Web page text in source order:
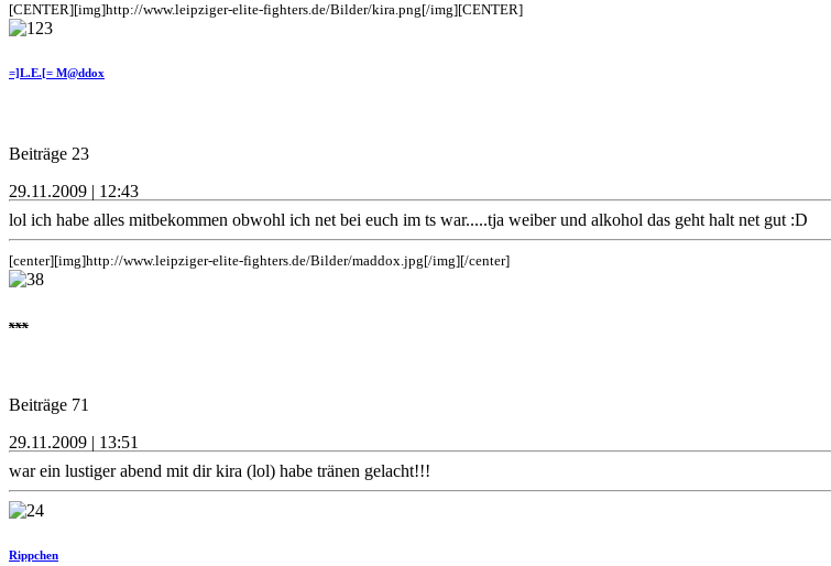
[CENTER][img]http://www.leipziger-elite-fighters.de/Bilder/kira.png[/img][CENTER]
=]L.E.[= M@ddox
Beiträge 23
29.11.2009 | 12:43
lol ich habe alles mitbekommen obwohl ich net bei euch im ts war.....tja weiber und alkohol das geht halt net gut :D
[center][img]http://www.leipziger-elite-fighters.de/Bilder/maddox.jpg[/img][/center]
xxx
Beiträge 71
29.11.2009 | 13:51
war ein lustiger abend mit dir kira (lol) habe tränen gelacht!!!
Rippchen